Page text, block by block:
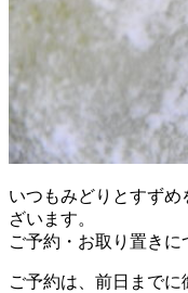
いつもみどりとすず
ざいます。
ご予約・お取り置きに
ご予約は、前日まで